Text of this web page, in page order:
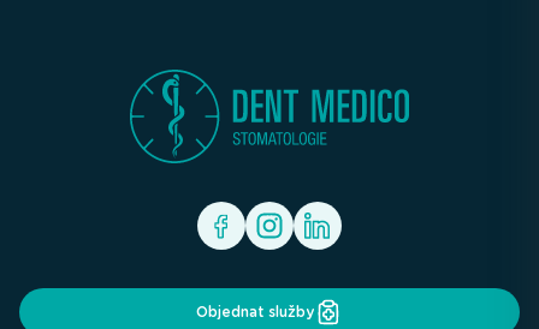
Objednat služby